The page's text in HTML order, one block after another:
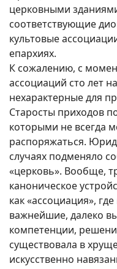
церковными
соответствующие
культовые
епархиях.
К сожалению, с
ассоциаций сто лет
нехарактерные для
Старосты приходов
которыми не всегда
распоряжаться.
случаях подменяло
«церковь». Вообще,
каноническое
как «ассоциация»,
важнейшие, далеко
компетенции,
существовала в
искусственно